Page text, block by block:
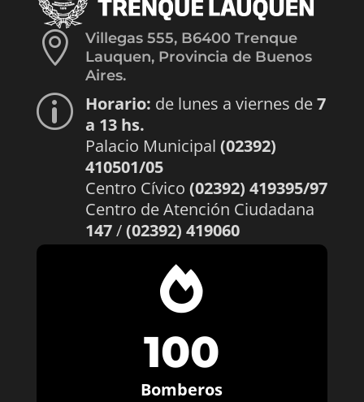

Villegas 555, B6400 Trenque
Lauquen, Provincia de Buenos
Aires.
p Horario: de lunes a viernes de7
a 13 hs.
Palacio Municipal (02392)
410501/05
Centro Cívico (02392) 419395/97
Centro de Atención Ciudadana
147/(02392) 419060

100
Bomberos